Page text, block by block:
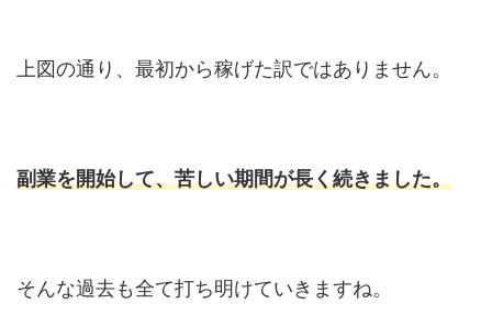
上図の通り、最初から稼げた訳ではありません。
副業を開始して、苦しい期間が長く続きました。
そんな過去も全て打ち明けていきますね。